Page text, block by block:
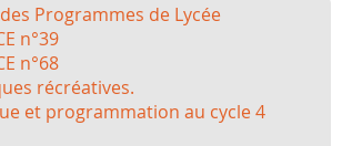
Programmes de Lycée
n°39
n°68
récréatives.
et programmation au cycle 4